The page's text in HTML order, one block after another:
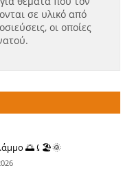
σε υλικό από
οι οποίες
🌅⤹🏖🌞